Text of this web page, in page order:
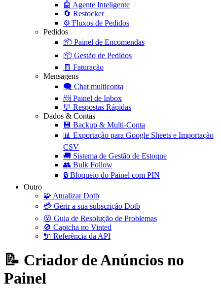
🤖 Agente Inteligente
🔄 Restocker
⚙️ Fluxos de Pedidos
Pedidos
📦 Painel de Encomendas
📦 Gestão de Pedidos
🧾 Faturação
Mensagens
🗨️ Chat multiconta
📨 Painel de Inbox
💬 Respostas Rápidas
Dados & Contas
💾 Backup & Multi-Conta
📊 Exportação para Google Sheets e Importação
CSV
🚚 Sistema de Gestão de Estoque
👥 Bulk Follow
🔒 Bloqueio do Painel com PIN
Outro
🧩 Atualizar Dotb
💳 Gerir a sua subscrição Dotb
😵 Guia de Resolução de Problemas
🚫 Captcha no Vinted
🔌 Referência da API
📝 Criador de Anúncios no
Painel